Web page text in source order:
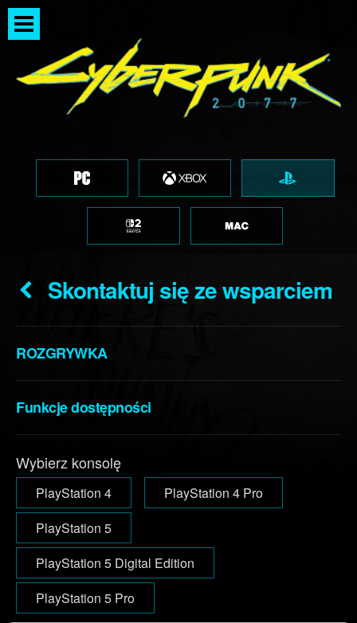
Skontaktuj się ze wsparciem
ROZGRYWKA
Funkcje dostępności
Wybierz konsolę
PlayStation 4
PlayStation 4 Pro
PlayStation 5
PlayStation 5 Digital Edition
PlayStation 5 Pro